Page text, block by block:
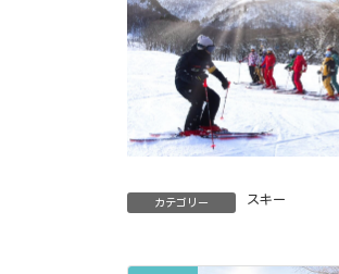
カテゴリー スキー